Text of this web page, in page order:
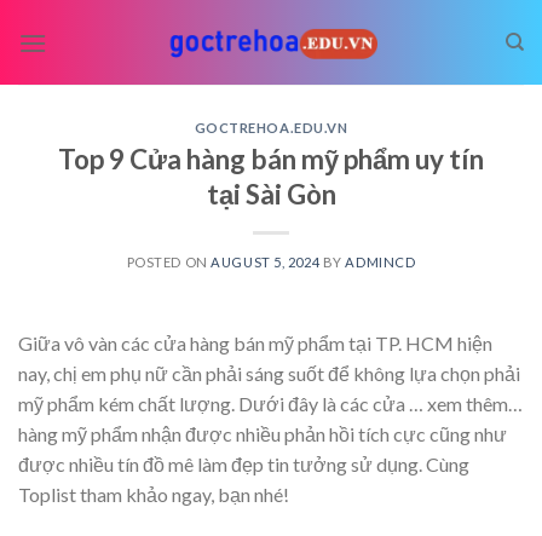
GOCTREHOA.EDU.VN
Top 9 Cửa hàng bán mỹ phẩm uy tín
tại Sài Gòn
POSTED ON AUGUST 5, 2024 BY ADMINCD
Giữa vô vàn các cửa hàng bán mỹ phẩm tại TP. HCM hiện
nay, chị em phụ nữ cần phải sáng suốt để không lựa chọn phải
mỹ phẩm kém chất lượng. Dưới đây là các cửa
… xem thêm…
hàng mỹ phẩm nhận được nhiều phản hồi tích cực cũng như
được nhiều tín đồ mê làm đẹp tin tưởng sử dụng. Cùng
Toplist tham khảo ngay, bạn nhé!